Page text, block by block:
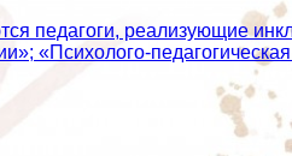
педагоги, реализующие